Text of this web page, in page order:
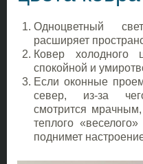
Одноцветный
расширяет
Ковер холодного
спокойной и
Если оконные
север, из-за
смотрится
теплого
поднимет